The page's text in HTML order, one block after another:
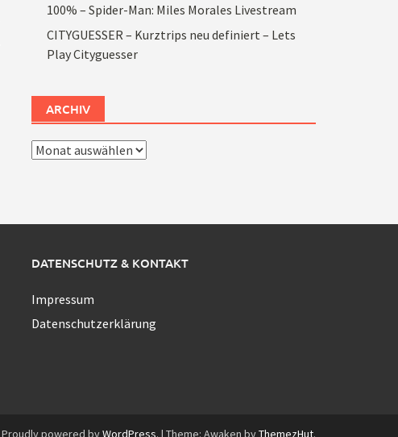
100% – Spider-Man: Miles Morales Livestream
CITYGUESSER – Kurztrips neu definiert – Lets
Play Cityguesser
ARCHIV
Archiv
DATENSCHUTZ & KONTAKT
Impressum
Datenschutzerklärung
Proudly powered byWordPress. | Theme: Awaken byThemezHut.